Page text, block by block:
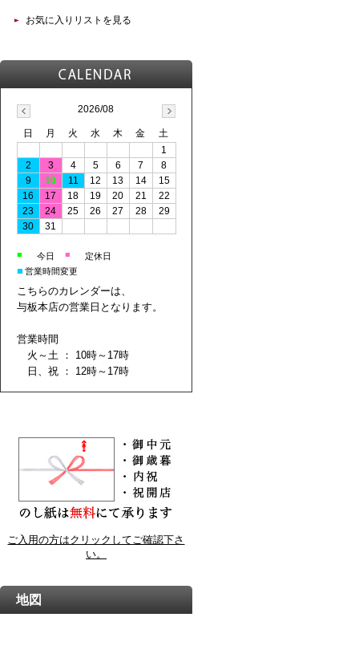
お気に入りリストを見る
2026/08
日 月 火 水 木 金
土
1
2
3 4 5 6 7
8
9
10 11 12 13 14
15
16
17 18 19 20 21
22
23
24 25 26 27 28
29
30
31
■ 今日 ■ 定休日
■ 営業時間変更
こちらのカレンダーは、
与板本店の営業日となります。
営業時間
火～土 ： 10時～17時
日、祝 ： 12時～17時
ご入用の方はクリックしてご確認下さ
い。
地図